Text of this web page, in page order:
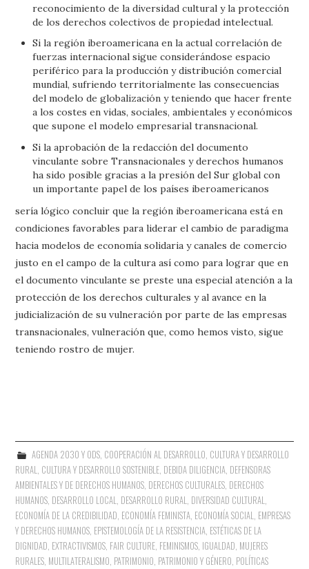
reconocimiento de la diversidad cultural y la protección
de los derechos colectivos de propiedad intelectual.
Si la región iberoamericana en la actual correlación de
fuerzas internacional sigue considerándose espacio
periférico para la producción y distribución comercial
mundial, sufriendo territorialmente las consecuencias
del modelo de globalización y teniendo que hacer frente
a los costes en vidas, sociales, ambientales y económicos
que supone el modelo empresarial transnacional.
Si la aprobación de la redacción del documento
vinculante sobre Transnacionales y derechos humanos
ha sido posible gracias a la presión del Sur global con
un importante papel de los países iberoamericanos
sería lógico concluir que la región iberoamericana está en
condiciones favorables para liderar el cambio de paradigma
hacia modelos de economía solidaria y canales de comercio
justo en el campo de la cultura así como para lograr que en
el documento vinculante se preste una especial atención a la
protección de los derechos culturales y al avance en la
judicialización de su vulneración por parte de las empresas
transnacionales, vulneración que, como hemos visto, sigue
teniendo rostro de mujer.
AGENDA 2030 Y ODS, COOPERACIÓN AL DESARROLLO, CULTURA Y DESARROLLO
RURAL, CULTURA Y DESARROLLO SOSTENIBLE, DEBIDA DILIGENCIA, DEFENSORAS
AMBIENTALES Y DE DERECHOS HUMANOS, DERECHOS CULTURALES, DERECHOS
HUMANOS, DESARROLLO LOCAL, DESARROLLO RURAL, DIVERSIDAD CULTURAL,
ECONOMÍA DE LA CREDIBILIDAD, ECONOMÍA FEMINISTA, ECONOMÍA SOCIAL, EMPRESAS
Y DERECHOS HUMANOS, EPISTEMOLOGÍA DE LA RESISTENCIA, ESTÉTICAS DE LA
DIGNIDAD, EXTRACTIVISMOS, FAIR CULTURE, FEMINISMOS, IGUALDAD, MUJERES
RURALES, MULTILATERALISMO, PATRIMONIO, PATRIMONIO Y GÉNERO, POLÍTICAS